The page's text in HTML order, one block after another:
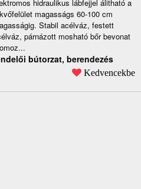
hidraulikus lábfejjel álitható a
magasságs 60-100 cm
Stabil acélváz, festett
párnázott mosható bőr bevonat
bútorzat, berendezés
Kedvencekbe